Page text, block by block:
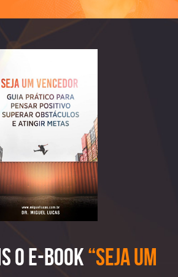
o e-book“Seja Um